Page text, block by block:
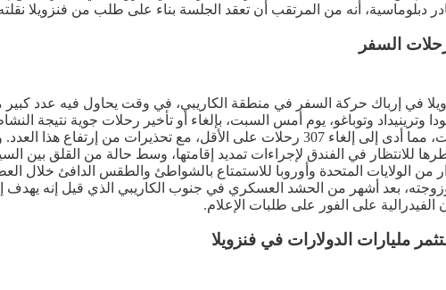
أنه من المرتقب أن تعقد الجلسة بناء على طلب من فنزويلا نقلته
السفر
في إرباك حركة السفر في منطقة الكاريبي، في وقت يحاول فيه عدد
وترينيداد وتوباغو، يوم أمس السبت، بإلغاء أو تأخير رحلات جوية
الفيدرالية نحو الساعة الثانية صباحا يوم السبت، مما أدى إلى إلغاء 307 رحلات
للانتظار في الفندق لإجراءات تمديد إقامتها، وسط حالة من القلق بين
من الولايات المتحدة وأوروبا للاستمتاع بالشواطئ والطقس الدافئ خلال
بعد أشهر من الحشد العسكري في جنوب الكاريبي الذي قيل إنه
على الفور على طلبات الإعلام.
مليارات الدولارات في فنزويلا